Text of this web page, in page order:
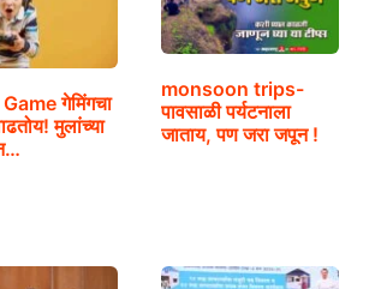
गेमिंगचा
मुलांच्या
monsoon trips-
पावसाळी पर्यटनाला
जाताय, पण जरा जपून !